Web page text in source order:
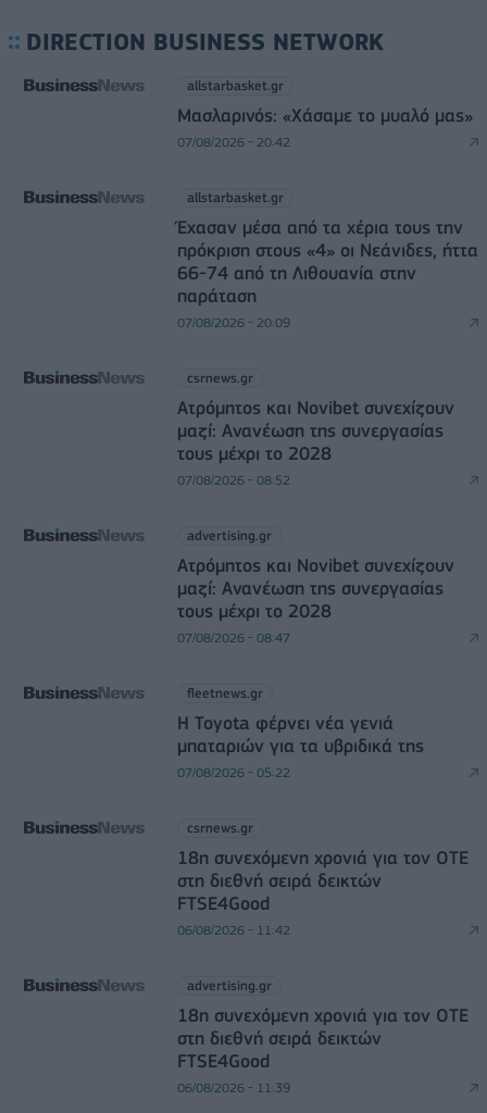
DIRECTION BUSINESS NETWORK
allstarbasket.gr
Μασλαρινός: «Χάσαμε το μυαλό μας»
07/08/2026 - 20:42
allstarbasket.gr
Έχασαν μέσα από τα χέρια τους την
πρόκριση στους «4» οι Νεάνιδες, ήττα
66-74 από τη Λιθουανία στην
παράταση
07/08/2026 - 20:09
csrnews.gr
Ατρόμητος και Novibet συνεχίζουν
μαζί: Ανανέωση της συνεργασίας
τους μέχρι το 2028
07/08/2026 - 08:52
advertising.gr
Ατρόμητος και Novibet συνεχίζουν
μαζί: Ανανέωση της συνεργασίας
τους μέχρι το 2028
07/08/2026 - 08:47
fleetnews.gr
Η Toyota φέρνει νέα γενιά
μπαταριών για τα υβριδικά της
07/08/2026 - 05:22
csrnews.gr
18η συνεχόμενη χρονιά για τον ΟΤΕ
στη διεθνή σειρά δεικτών
FTSE4Good
06/08/2026 - 11:42
advertising.gr
18η συνεχόμενη χρονιά για τον ΟΤΕ
στη διεθνή σειρά δεικτών
FTSE4Good
06/08/2026 - 11:39